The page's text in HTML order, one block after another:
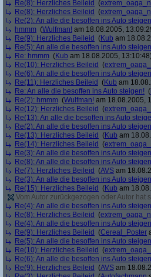
Re(8): Herzliches Beileid (
Re(8): Herzliches Beileid (
Re(2): An alle die besoffen ins Auto
hmmm (Wulfman! am 18.08.2005,
Re(9): Herzliches Beileid (Kub am
Re(5): An alle die besoffen ins Auto
Re: hmmm (Kub am 18.08.2005, 13:10:48)
Re(10): Herzliches Beileid (
Re(6): An alle die besoffen ins Auto
Re(11): Herzliches Beileid (Kub am
Re: An alle die besoffen ins Auto steigen! (
Re(2): hmmm (Wulfman! am 18.08.2005,
Re(12): Herzliches Beileid (
Re(13): An alle die besoffen ins Auto
Re(2): An alle die besoffen ins Auto
Re(13): Herzliches Beileid (Kub am
Re(14): Herzliches Beileid (
Re(3): An alle die besoffen ins Auto
Re(8): An alle die besoffen ins Auto
Re(7): Herzliches Beileid (AVS am
Re(3): An alle die besoffen ins Auto
Re(15): Herzliches Beileid (Kub am
Vom Autor zurückgezogen oder Autor hat
Re(4): An alle die besoffen ins Auto
Re(8): Herzliches Beileid (
Re(4): An alle die besoffen ins Auto
Re(9): Herzliches Beileid (Cereal_Poster
Re(5): An alle die besoffen ins Auto
Re(10): Herzliches Beileid (
Re(6): An alle die besoffen ins Auto
Re(9): Herzliches Beileid (AVS am